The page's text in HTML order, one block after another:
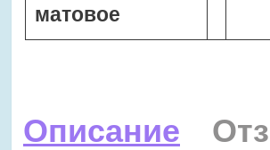
матовое
Описание